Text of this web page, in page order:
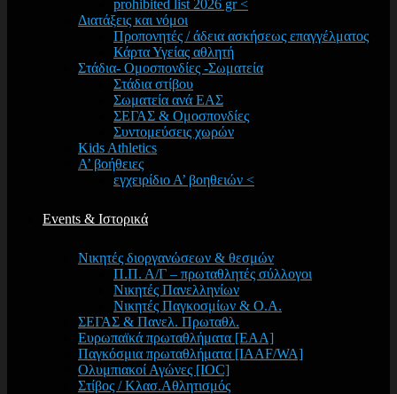
prohibited list 2026 gr <
Διατάξεις και νόμοι
Προπονητές / άδεια ασκήσεως επαγγέλματος
Κάρτα Υγείας αθλητή
Στάδια- Ομοσπονδίες -Σωματεία
Στάδια στίβου
Σωματεία ανά ΕΑΣ
ΣΕΓΑΣ & Ομοσπονδίες
Συντομεύσεις χωρών
Kids Athletics
Α’ βοήθειες
εγχειρίδιο Α’ βοηθειών <
Events & Ιστορικά
Νικητές διοργανώσεων & θεσμών
Π.Π. Α/Γ – πρωταθλητές σύλλογοι
Νικητές Πανελληνίων
Νικητές Παγκοσμίων & Ο.Α.
ΣΕΓΑΣ & Πανελ. Πρωταθλ.
Ευρωπαϊκά πρωταθλήματα [EAA]
Παγκόσμια πρωταθλήματα [IAAF/WA]
Ολυμπιακοί Αγώνες [IOC]
Στίβος / Κλασ.Αθλητισμός